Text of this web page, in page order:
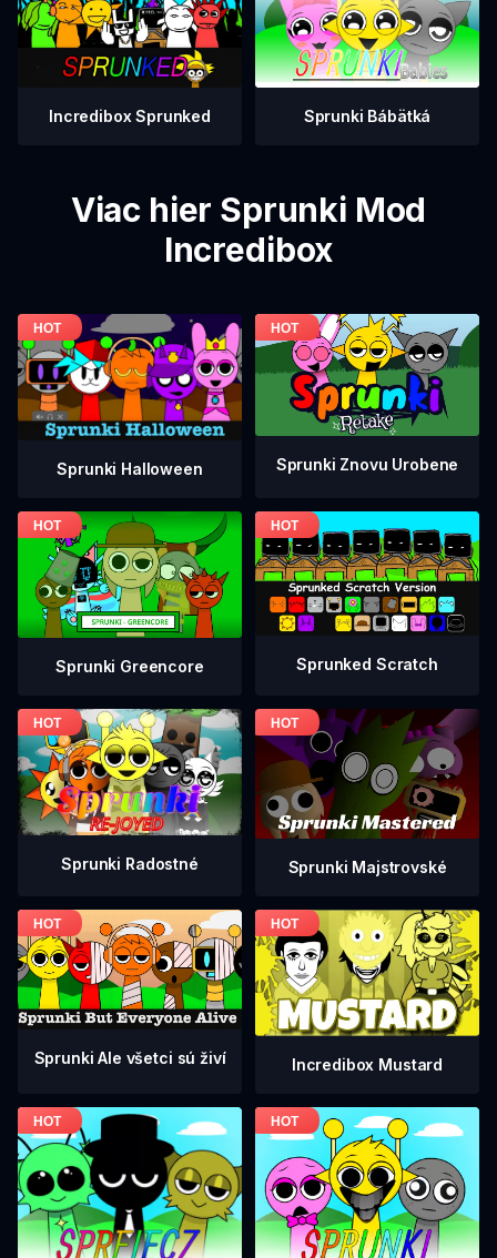
Incredibox Sprunked Sprunki Bábätká
Viac hier Sprunki Mod
Incredibox
Sprunki Halloween Sprunki Znovu Urobene
Sprunki Greencore Sprunked Scratch
Sprunki Radostné Sprunki Majstrovské
Sprunki Ale všetci sú živí Incredibox Mustard